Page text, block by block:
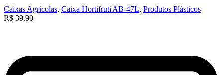
Caixas Agricolas, Caixa Hortifruti AB-47L, Produtos Plásticos
R$ 39,90